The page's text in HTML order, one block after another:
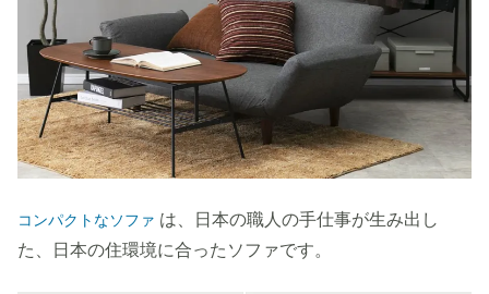
コンパクトなソファ は、日本の職人の手仕事が生み出し
た、日本の住環境に合ったソファです。